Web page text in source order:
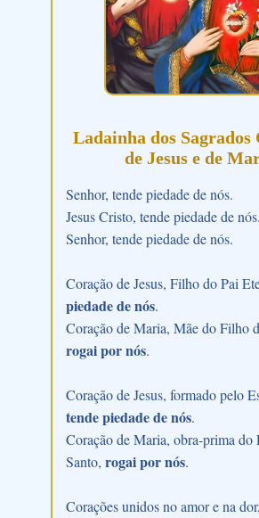
Ladainha dos Sagrados
de Jesus e de
Senhor, tende piedade de nós.
Jesus Cristo, tende piedade de nós.
Senhor, tende piedade de nós.
Coração de Jesus, Filho do Pai
piedade de nós.
Coração de Maria, Mãe do Filho
rogai por nós.
Coração de Jesus, formado pelo
tende piedade de nós.
Coração de Maria, obra-prima do
Santo, rogai por nós.
Corações unidos no amor e na dor,